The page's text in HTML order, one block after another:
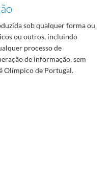
sob qualquer forma ou
ou outros, incluindo
processo de
de informação, sem
Olímpico de Portugal.